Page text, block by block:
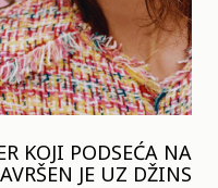
KOJI PODSEĆA NA
JE UZ DŽINS